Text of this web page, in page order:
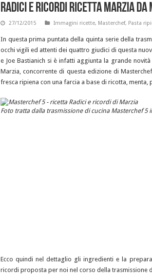
Radici e ricordi ricetta Marzia da
27/12/2015 Immagini ricette, Masterchef, Pasta
In questa prima puntata della quinta serie della
occhi vigili ed attenti dei quattro giudici di questa
e Joe Bastianich si è infatti aggiunta la grande
Marzia, concorrente di questa edizione di
fresca ripiena con una farcia a base di ricotta,
Foto tratta dalla trasmissione di cucina Masterchef 5
Ecco quindi nel dettaglio gli ingredienti e la
ricordi proposta per noi nel corso della trasmissione